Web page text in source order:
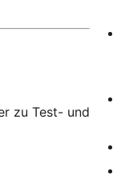
zu Test- und